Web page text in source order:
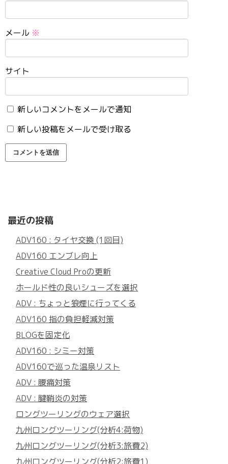
メール ※
サイト
新しいコメントをメールで通知
新しい投稿をメールで受け取る
最近の投稿
ADV160 : タイヤ交換 (1回目)
ADV160 エンブレ向上
Creative Cloud Proの更新
ホールド性の良いシューズを選択
ADV : ちょっと狼煙に行ってくる
ADV160 指の負担軽減対策
BLOGを固定化
ADV160 : シミー対策
ADV160で巡った温泉リスト
ADV : 腰痛対策
ADV : 腱鞘炎の対策
ロングツーリングのウェア選択
九州ロングツーリング(分析4:荷物)
九州ロングツーリング(分析3:旅費2)
九州ロングツーリング(分析2:旅費1)